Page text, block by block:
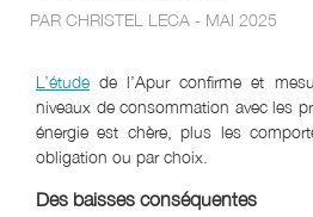
PAR CHRISTEL LECA - MAI 2025
L’étude de l’Apur confirme et
niveaux de consommation avec les
énergie est chère, plus les
obligation ou par choix.
Des baisses conséquentes